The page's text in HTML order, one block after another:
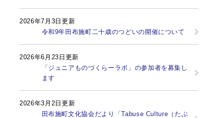
2026年7月3日更新
令和9年田布施町二十歳のつどいの開催について
2026年6月23日更新
「ジュニアものづくらーラボ」の参加者を募集し
ます
2026年3月2日更新
田布施町文化協会だより「Tabuse Culture（たぶ